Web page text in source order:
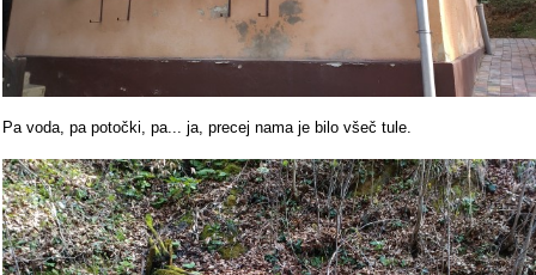
Pa voda, pa potočki, pa... ja, precej nama je bilo všeč tule.